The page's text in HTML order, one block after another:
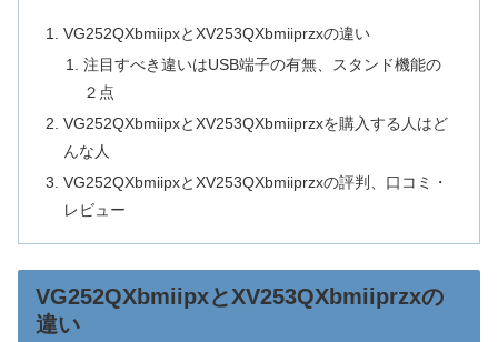
VG252QXbmiipxとXV253QXbmiiprzxの違い
注目すべき違いはUSB端子の有無、スタンド機能の
２点
VG252QXbmiipxとXV253QXbmiiprzxを購入する人はど
んな人
VG252QXbmiipxとXV253QXbmiiprzxの評判、口コミ・
レビュー
VG252QXbmiipxとXV253QXbmiiprzxの
違い